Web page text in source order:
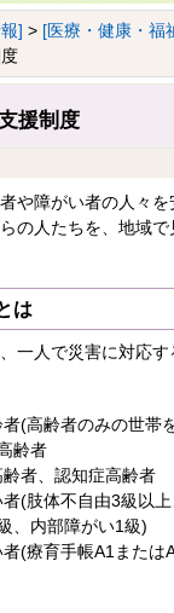
] > [医療・健康・福
援制度
や障がい者の人々
の人たちを、地域で
は
一人で災害に対応
(高齢者のみの世帯
齢者
者、認知症高齢者
(肢体不自由3級以
、内部障がい1級)
(療育手帳A1または